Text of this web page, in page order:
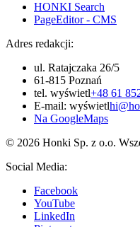
HONKI Search
PageEditor - CMS
Adres redakcji:
ul. Ratajczaka 26/5
61-815 Poznań
tel. wyświetl+48 61
E-mail: wyświetl
Na GoogleMaps
© 2026 Honki Sp. z o.o.
Social Media:
Facebook
YouTube
LinkedIn